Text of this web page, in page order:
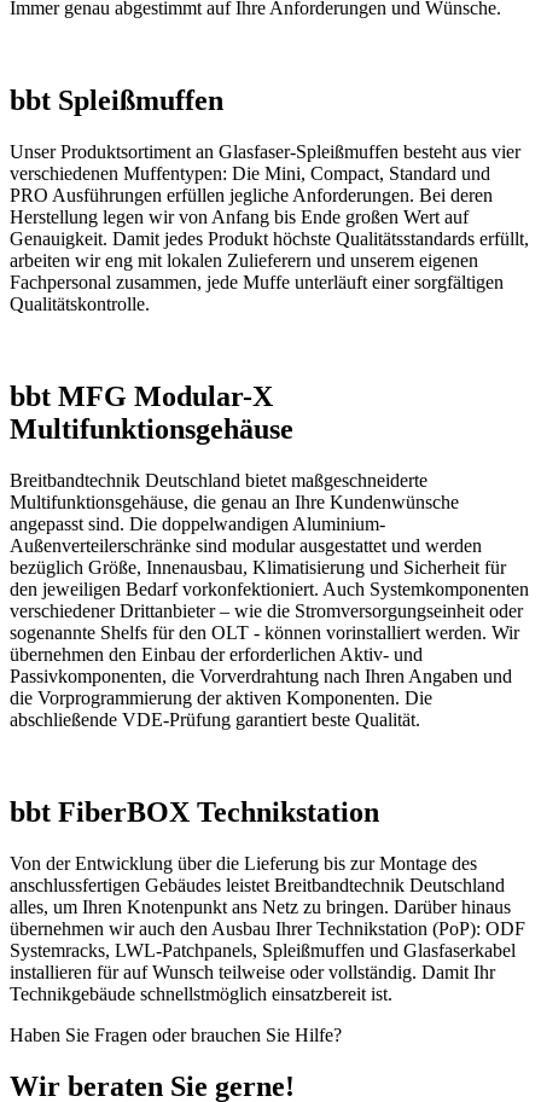
Immer genau abgestimmt auf Ihre Anforderungen und Wünsche.
bbt Spleißmuffen
Unser Produktsortiment an Glasfaser-Spleißmuffen besteht aus vier
verschiedenen Muffentypen: Die Mini, Compact, Standard und
PRO Ausführungen erfüllen jegliche Anforderungen. Bei deren
Herstellung legen wir von Anfang bis Ende großen Wert auf
Genauigkeit. Damit jedes Produkt höchste Qualitätsstandards erfüllt,
arbeiten wir eng mit lokalen Zulieferern und unserem eigenen
Fachpersonal zusammen, jede Muffe unterläuft einer sorgfältigen
Qualitätskontrolle.
bbt MFG Modular-X
Multifunktionsgehäuse
Breitbandtechnik Deutschland bietet maßgeschneiderte
Multifunktionsgehäuse, die genau an Ihre Kundenwünsche
angepasst sind. Die doppelwandigen Aluminium-
Außenverteilerschränke sind modular ausgestattet und werden
bezüglich Größe, Innenausbau, Klimatisierung und Sicherheit für
den jeweiligen Bedarf vorkonfektioniert. Auch Systemkomponenten
verschiedener Drittanbieter – wie die Stromversorgungseinheit oder
sogenannte Shelfs für den OLT - können vorinstalliert werden. Wir
übernehmen den Einbau der erforderlichen Aktiv- und
Passivkomponenten, die Vorverdrahtung nach Ihren Angaben und
die Vorprogrammierung der aktiven Komponenten. Die
abschließende VDE-Prüfung garantiert beste Qualität.
bbt FiberBOX Technikstation
Von der Entwicklung über die Lieferung bis zur Montage des
anschlussfertigen Gebäudes leistet Breitbandtechnik Deutschland
alles, um Ihren Knotenpunkt ans Netz zu bringen. Darüber hinaus
übernehmen wir auch den Ausbau Ihrer Technikstation (PoP): ODF
Systemracks, LWL-Patchpanels, Spleißmuffen und Glasfaserkabel
installieren für auf Wunsch teilweise oder vollständig. Damit Ihr
Technikgebäude schnellstmöglich einsatzbereit ist.
Haben Sie Fragen oder brauchen Sie Hilfe?
Wir beraten Sie gerne!